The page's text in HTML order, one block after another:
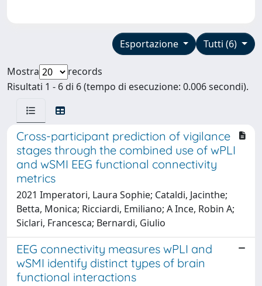
Tutti (6)
Esportazione
Mostra
records
Risultati 1 - 6 di 6 (tempo di esecuzione: 0.006 secondi).
Cross-participant prediction of vigilance
stages through the combined use of wPLI
and wSMI EEG functional connectivity
metrics
2021 Imperatori, Laura Sophie; Cataldi, Jacinthe;
Betta, Monica; Ricciardi, Emiliano; A Ince, Robin A;
Siclari, Francesca; Bernardi, Giulio
EEG connectivity measures wPLI and
wSMI identify distinct types of brain
functional interactions